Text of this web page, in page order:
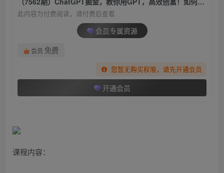
此内容为付费阅读，请付费后查看
会员专属资源
会员 免费
您暂无购买权限，请先开通会员
开通会员
课程内容：